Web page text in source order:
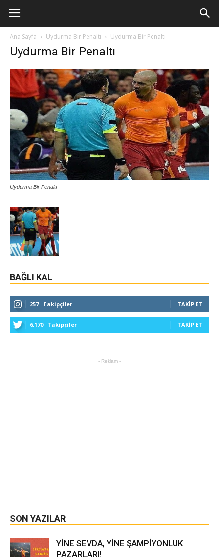
Ana Sayfa Uydurma Bir Penaltı Uydurma Bir Penaltı
Uydurma Bir Penaltı
Uydurma Bir Penaltı
BAĞLI KAL
257 Takipçiler TAKIP ET
6,170 Takipçiler TAKIP ET
- Reklam -
SON YAZILAR
YİNE SEVDA, YİNE ŞAMPİYONLUK
PAZARLARI!